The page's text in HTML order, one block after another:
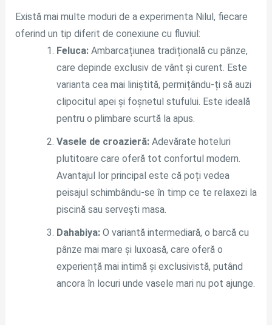
Există mai multe moduri de a experimenta Nilul, fiecare
oferind un tip diferit de conexiune cu fluviul:
Feluca:Ambarcațiunea tradițională cu pânze,
care depinde exclusiv de vânt și curent. Este
varianta cea mai liniștită, permițându-ți să auzi
clipocitul apei și foșnetul stufului. Este ideală
pentru o plimbare scurtă la apus.
Vasele de croazieră:Adevărate hoteluri
plutitoare care oferă tot confortul modern.
Avantajul lor principal este că poți vedea
peisajul schimbându-se în timp ce te relaxezi la
piscină sau servești masa.
Dahabiya:O variantă intermediară, o barcă cu
pânze mai mare și luxoasă, care oferă o
experiență mai intimă și exclusivistă, putând
ancora în locuri unde vasele mari nu pot ajunge.